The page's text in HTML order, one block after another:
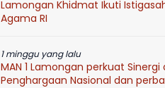
Lamongan Khidmat Ikuti
Agama RI
1 minggu yang lalu
MAN 1 Lamongan perkuat
Penghargaan Nasional dan